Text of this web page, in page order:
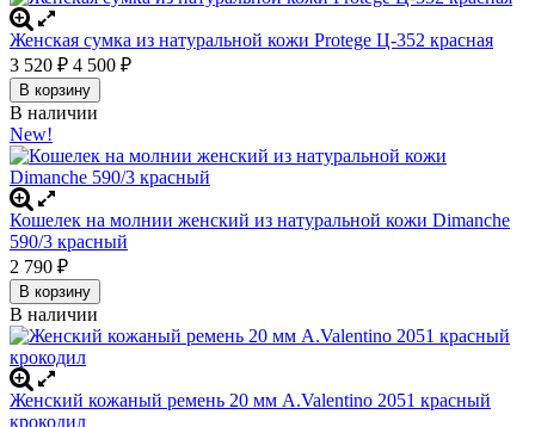
Женская сумка из натуральной кожи Protege Ц-352 красная
3 520 ₽ 4 500 ₽
В корзину
В наличии
New!
Кошелек на молнии женский из натуральной кожи Dimanche
590/3 красный
2 790 ₽
В корзину
В наличии
Женский кожаный ремень 20 мм A.Valentino 2051 красный
крокодил